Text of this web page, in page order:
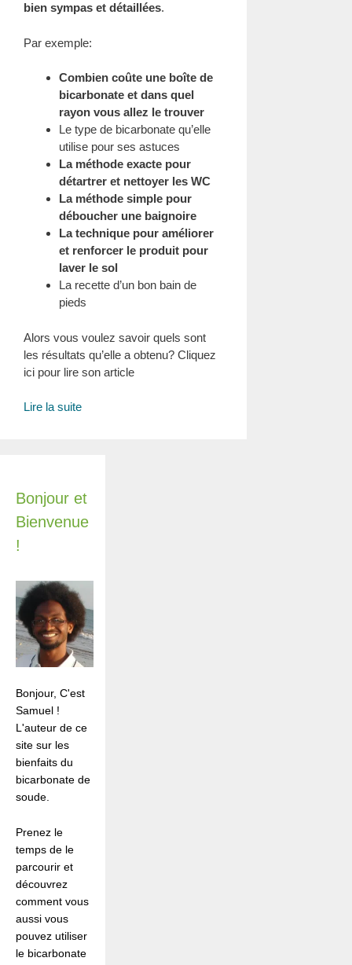
bien sympas et détaillées.
Par exemple:
Combien coûte une boîte de
bicarbonate et dans quel
rayon vous allez le trouver
Le type de bicarbonate qu’elle
utilise pour ses astuces
La méthode exacte pour
détartrer et nettoyer les WC
La méthode simple pour
déboucher une baignoire
La technique pour améliorer
et renforcer le produit pour
laver le sol
La recette d’un bon bain de
pieds
Alors vous voulez savoir quels sont
les résultats qu’elle a obtenu? Cliquez
ici pour lire son article
Lire la suiteComment
le
du
soude…
Bonjour et
Bienvenue
!
Bonjour, C'est
Samuel !
L'auteur de ce
site sur les
bienfaits du
bicarbonate de
soude.
Prenez le
temps de le
parcourir et
découvrez
comment vous
aussi vous
pouvez utiliser
le bicarbonate